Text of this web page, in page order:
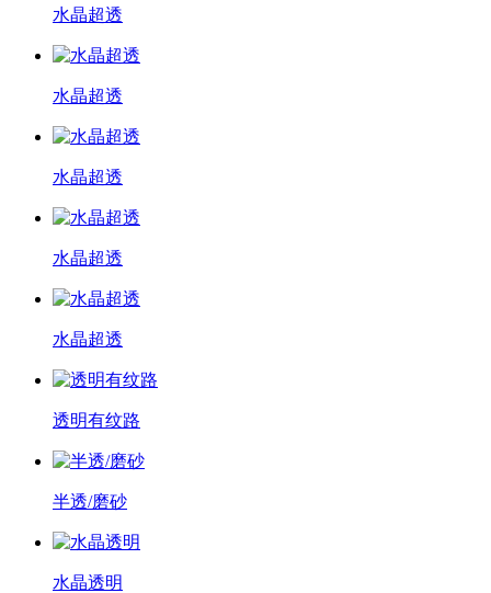
水晶超透
水晶超透
水晶超透
水晶超透
水晶超透
透明有纹路
半透/磨砂
水晶透明